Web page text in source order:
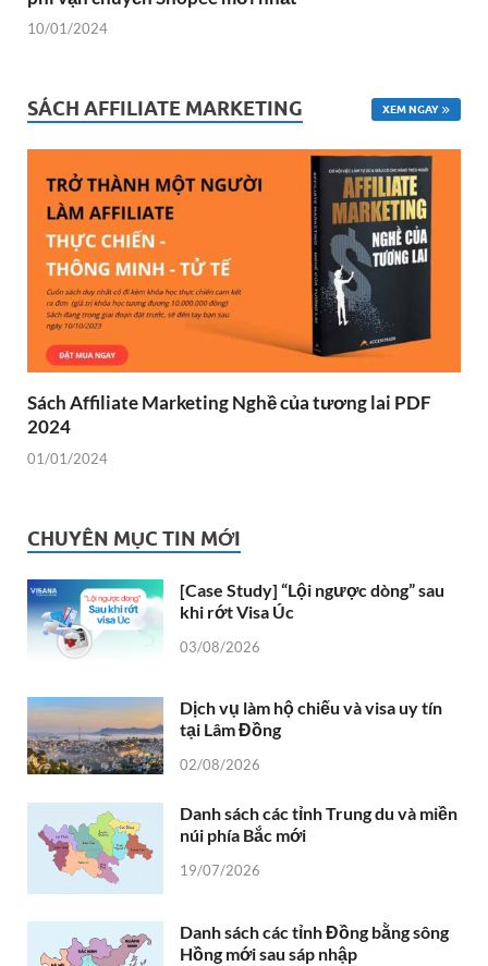
10/01/2024
SÁCH AFFILIATE MARKETING XEM NGAY
Sách Affiliate Marketing Nghề của tương lai PDF
2024
01/01/2024
CHUYÊN MỤC TIN MỚI
[Case Study] “Lội ngược dòng” sau
khi rớt Visa Úc
03/08/2026
Dịch vụ làm hộ chiếu và visa uy tín
tại Lâm Đồng
02/08/2026
Danh sách các tỉnh Trung du và miền
núi phía Bắc mới
19/07/2026
Danh sách các tỉnh Đồng bằng sông
Hồng mới sau sáp nhập